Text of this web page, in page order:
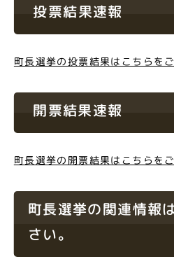
投票結果速報
町長選挙の投票結果はこちらを
開票結果速報
町長選挙の開票結果はこちらを
町長選挙の関連情報
さい。